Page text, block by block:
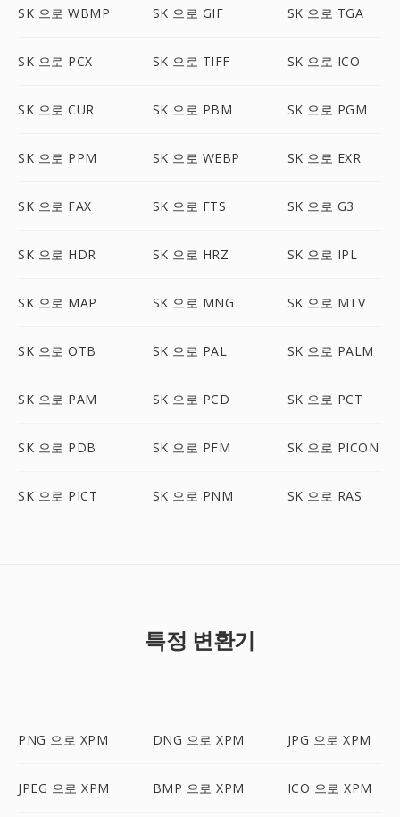
SK 으로 WBMP SK 으로 GIF SK 으로 TGA
SK 으로 PCX SK 으로 TIFF SK 으로 ICO
SK 으로 CUR SK 으로 PBM SK 으로 PGM
SK 으로 PPM SK 으로 WEBP SK 으로 EXR
SK 으로 FAX SK 으로 FTS SK 으로 G3
SK 으로 HDR SK 으로 HRZ SK 으로 IPL
SK 으로 MAP SK 으로 MNG SK 으로 MTV
SK 으로 OTB SK 으로 PAL SK 으로 PALM
SK 으로 PAM SK 으로 PCD SK 으로 PCT
SK 으로 PDB SK 으로 PFM SK 으로 PICON
SK 으로 PICT SK 으로 PNM SK 으로 RAS
특정 변환기
PNG 으로 XPM DNG 으로 XPM JPG 으로 XPM
JPEG 으로 XPM BMP 으로 XPM ICO 으로 XPM